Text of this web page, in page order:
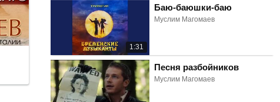
1:31
Баю-баюшки-баю
Муслим Магомаев
Песня разбойников
Муслим Магомаев